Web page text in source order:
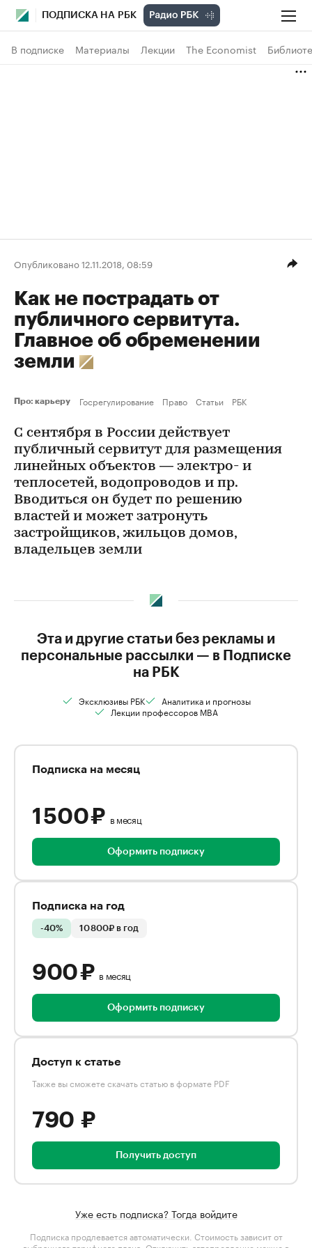
ПОДПИСКА НА РБК
В подписке Материалы Лекции The Economist
Опубликовано 12.11.2018, 08:59
Как не пострадать от
публичного сервитута.
Главное об обременении
земли
Про: карьеру Госрегулирование Право Статьи РБК
С сентября в России действует
публичный сервитут для размещения
линейных объектов — электро- и
теплосетей, водопроводов и пр.
Вводиться он будет по решению
властей и может затронуть
застройщиков, жильцов домов,
владельцев земли
Эта и другие статьи без рекламы и
персональные рассылки — в Подписке
на РБК
Эксклюзивы РБК
Аналитика и прогнозы
Лекции профессоров MBA
Подписка на месяц
1 500 ₽ в месяц
Оформить подписку
Подписка на год
-40% 10 800₽ в год
900 ₽ в месяц
Оформить подписку
Доступ к статье
Также вы сможете скачать статью в формате PDF
790 ₽
Получить доступ
Уже есть подписка? Тогда войдите
Подписка продлевается автоматически. Стоимость зависит от